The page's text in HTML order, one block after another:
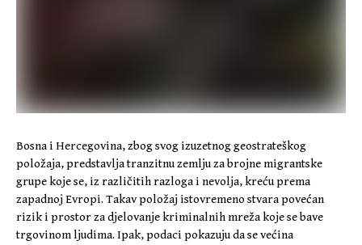
Bosna i Hercegovina, zbog svog izuzetnog geostrateškog
položaja, predstavlja tranzitnu zemlju za brojne migrantske
grupe koje se, iz različitih razloga i nevolja, kreću prema
zapadnoj Evropi. Takav položaj istovremeno stvara povećan
rizik i prostor za djelovanje kriminalnih mreža koje se bave
trgovinom ljudima. Ipak, podaci pokazuju da se većina